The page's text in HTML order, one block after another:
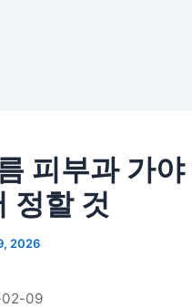
피부과 가야
정할 것
2026
02-09